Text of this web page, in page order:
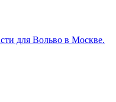
для Вольво в Москве.